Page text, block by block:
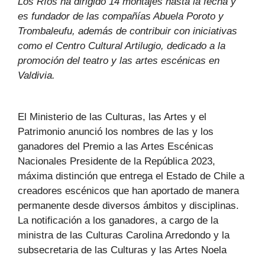
es fundador de las compañías Abuela Poroto y
Trombaleufu, además de contribuir con iniciativas
como el Centro Cultural Artilugio, dedicado a la
promoción del teatro y las artes escénicas en
Valdivia.
El Ministerio de las Culturas, las Artes y el
Patrimonio anunció los nombres de las y los
ganadores del Premio a las Artes Escénicas
Nacionales Presidente de la República 2023,
máxima distinción que entrega el Estado de Chile a
creadores escénicos que han aportado de manera
permanente desde diversos ámbitos y disciplinas.
La notificación a los ganadores, a cargo de la
ministra de las Culturas Carolina Arredondo y la
subsecretaria de las Culturas y las Artes Noela